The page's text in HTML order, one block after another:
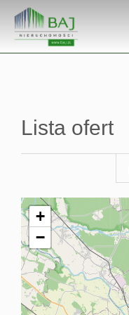
Lista ofert
+
−